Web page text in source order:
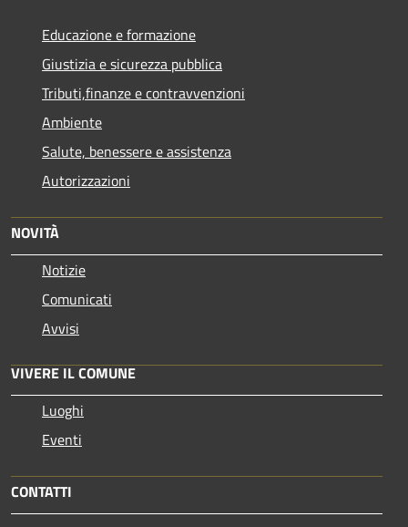
Educazione e formazione
Giustizia e sicurezza pubblica
Tributi,finanze e contravvenzioni
Ambiente
Salute, benessere e assistenza
Autorizzazioni
NOVITÀ
Notizie
Comunicati
Avvisi
VIVERE IL COMUNE
Luoghi
Eventi
CONTATTI